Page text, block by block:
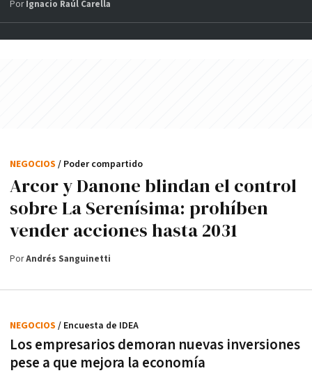
PorIgnacio Raúl Carella
Arcor y Danone blindan el control
sobre La Serenísima: prohíben
vender acciones hasta 2031
NEGOCIOS / Poder compartido
PorAndrés Sanguinetti
Los empresarios demoran nuevas inversiones
pese a que mejora la economía
NEGOCIOS / Encuesta de IDEA